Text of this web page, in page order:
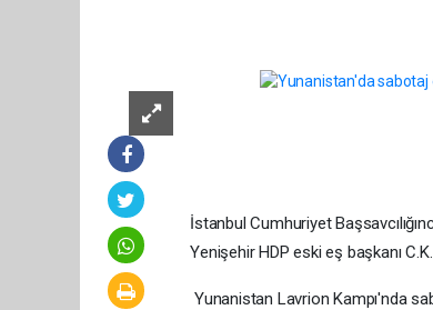
İstanbul Cumhuriyet
Yenişehir HDP eski eş başkanı
Yunanistan Lavrion Kampı'nda